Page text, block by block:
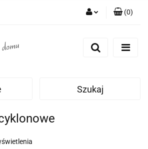
Zarejestruj się
(0)
Szukaj